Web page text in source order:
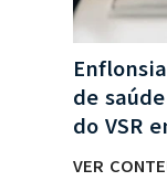
de
do VSR
VER